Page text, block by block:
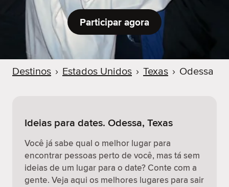
Participar agora
Destinos › Estados Unidos › Texas › Odessa
Ideias para dates. Odessa, Texas
Você já sabe qual o melhor lugar para
encontrar pessoas perto de você, mas tá sem
ideias de um lugar para o date? Conte com a
gente. Veja aqui os melhores lugares para sair